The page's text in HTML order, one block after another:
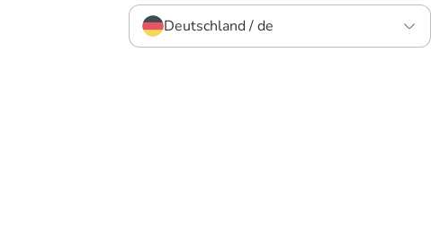
Deutschland / de